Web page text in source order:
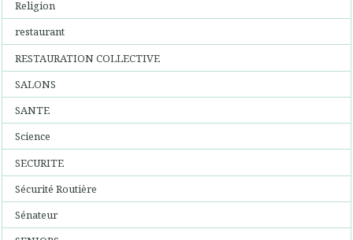
Religion
restaurant
RESTAURATION COLLECTIVE
SALONS
SANTE
Science
SECURITE
Sécurité Routière
Sénateur